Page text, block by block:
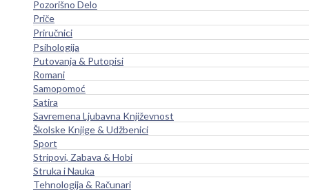
Pozorišno Delo
Priče
Priručnici
Psihologija
Putovanja & Putopisi
Romani
Samopomoć
Satira
Savremena Ljubavna Književnost
Školske Knjige & Udžbenici
Sport
Stripovi, Zabava & Hobi
Struka i Nauka
Tehnologija & Računari